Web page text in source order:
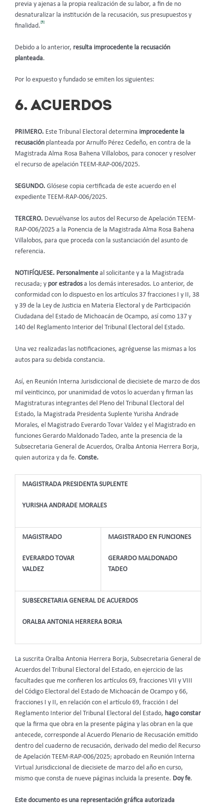
previa y ajenas a la propia realización de su labor, a fin de no
desnaturalizar la institución de la recusación, sus presupuestos y
finalidad.
[5]
Debido a lo anterior, resulta improcedente la recusación
planteada.
Por lo expuesto y fundado se emiten los siguientes:
6. ACUERDOS
PRIMERO. Este Tribunal Electoral determina improcedente la
recusación planteada por Arnulfo Pérez Cedeño, en contra de la
Magistrada Alma Rosa Bahena Villalobos, para conocer y resolver
el recurso de apelación TEEM-RAP-006/2025.
SEGUNDO. Glósese copia certificada de este acuerdo en el
expediente TEEM-RAP-006/2025.
TERCERO. Devuélvanse los autos del Recurso de Apelación TEEM-
RAP-006/2025 a la Ponencia de la Magistrada Alma Rosa Bahena
Villalobos, para que proceda con la sustanciación del asunto de
referencia.
NOTIFÍQUESE. Personalmente al solicitante y a la Magistrada
recusada; y por estradosa los demás interesados. Lo anterior, de
conformidad con lo dispuesto en los artículos 37 fracciones I y II, 38
y 39 de la Ley de Justicia en Materia Electoral y de Participación
Ciudadana del Estado de Michoacán de Ocampo, así como 137 y
140 del Reglamento Interior del Tribunal Electoral del Estado.
Una vez realizadas las notificaciones, agréguense las mismas a los
autos para su debida constancia.
Así, en Reunión Interna Jurisdiccional de diecisiete de marzo de dos
mil veinticinco, por unanimidad de votos lo acuerdan y firman las
Magistraturas integrantes del Pleno del Tribunal Electoral del
Estado, la Magistrada Presidenta Suplente Yurisha Andrade
Morales, el Magistrado Everardo Tovar Valdez y el Magistrado en
funciones Gerardo Maldonado Tadeo, ante la presencia de la
Subsecretaria General de Acuerdos, Oralba Antonia Herrera Borja,
quien autoriza y da fe. Conste.
MAGISTRADA PRESIDENTA SUPLENTE
YURISHA ANDRADE MORALES
MAGISTRADO
EVERARDO TOVAR
VALDEZ
MAGISTRADO EN FUNCIONES
GERARDO MALDONADO
TADEO
SUBSECRETARIA GENERAL DE ACUERDOS
ORALBA ANTONIA HERRERA BORJA
La suscrita Oralba Antonia Herrera Borja, Subsecretaria General de
Acuerdos del Tribunal Electoral del Estado, en ejercicio de las
facultades que me confieren los artículos 69, fracciones VII y VIII
del Código Electoral del Estado de Michoacán de Ocampo y 66,
fracciones I y II, en relación con el artículo 69, fracción I del
Reglamento Interior del Tribunal Electoral del Estado, hago constar
que la firma que obra en la presente página y las obran en la que
antecede, corresponde al Acuerdo Plenario de Recusación emitido
dentro del cuaderno de recusación, derivado del medio del Recurso
de Apelación TEEM-RAP-006/2025; aprobado en Reunión Interna
Virtual Jurisdiccional de diecisiete de marzo del año en curso,
mismo que consta de nueve páginas incluida la presente. Doy fe.
Este documento es una representación gráfica autorizada